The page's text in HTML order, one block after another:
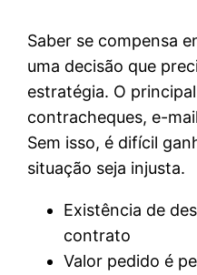
Saber se compensa
uma decisão que
estratégia. O
contracheques, e-
Sem isso, é difícil
situação seja injusta.
Existência de
contrato
Valor pedido é